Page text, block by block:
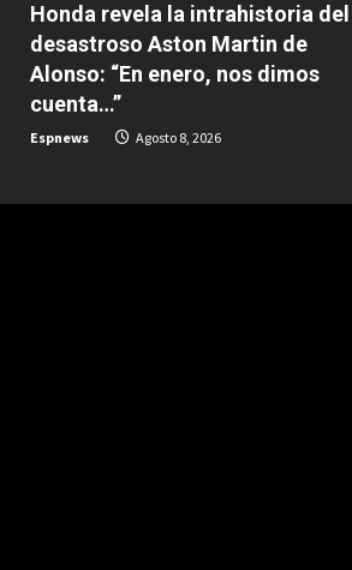
Honda revela la intrahistoria del
desastroso Aston Martin de
Alonso: “En enero, nos dimos
cuenta…”
Espnews Agosto 8, 2026